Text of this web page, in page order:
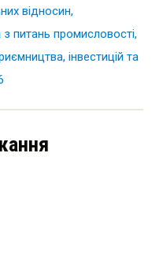
відносин,
питань промисловості,
інвестицій та